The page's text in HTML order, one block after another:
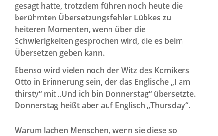
gesagt hatte, trotzdem führen noch heute die
berühmten Übersetzungsfehler Lübkes zu
heiteren Momenten, wenn über die
Schwierigkeiten gesprochen wird, die es beim
Übersetzen geben kann.
Ebenso wird vielen noch der Witz des Komikers
Otto in Erinnerung sein, der das Englische „I am
thirsty“ mit „Und ich bin Donnerstag“ übersetzte.
Donnerstag heißt aber auf Englisch „Thursday“.
Warum lachen Menschen, wenn sie diese so